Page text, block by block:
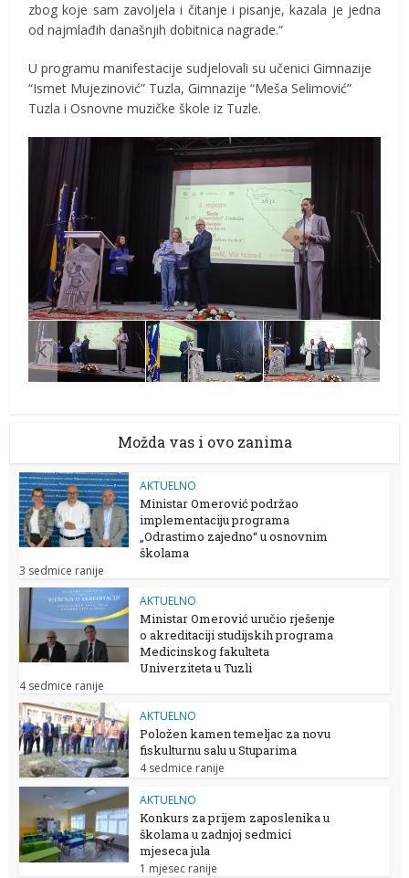
zbog koje sam zavoljela i čitanje i pisanje, kazala je jedna
od najmlađih današnjih dobitnica nagrade.“
U programu manifestacije sudjelovali su učenici Gimnazije
“Ismet Mujezinović” Tuzla, Gimnazije “Meša Selimović”
Tuzla i Osnovne muzičke škole iz Tuzle.
Možda vas i ovo zanima
AKTUELNO
Ministar Omerović podržao
implementaciju programa
„Odrastimo zajedno“ u osnovnim
školama
3 sedmice ranije
AKTUELNO
Ministar Omerović uručio rješenje
o akreditaciji studijskih programa
Medicinskog fakulteta
Univerziteta u Tuzli
4 sedmice ranije
AKTUELNO
Položen kamen temeljac za novu
fiskulturnu salu u Stuparima
4 sedmice ranije
AKTUELNO
Konkurs za prijem zaposlenika u
školama u zadnjoj sedmici
mjeseca jula
1 mjesec ranije